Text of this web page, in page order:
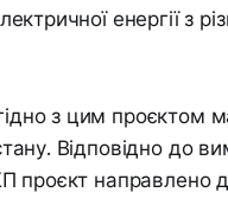
енергії з
з цим проєктом
Відповідно до
проєкт направлено